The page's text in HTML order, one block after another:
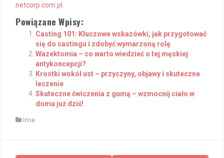
netcorp.com.pl
Powiązane Wpisy:
Casting 101: Kluczowe wskazówki, jak przygotować
się do castingu i zdobyć wymarzoną rolę
Wazektomia – co warto wiedzieć o tej męskiej
antykoncepcji?
Krostki wokół ust – przyczyny, objawy i skuteczne
leczenie
Skuteczne ćwiczenia z gumą – wzmocnij ciało w
domu już dziś!
Inne